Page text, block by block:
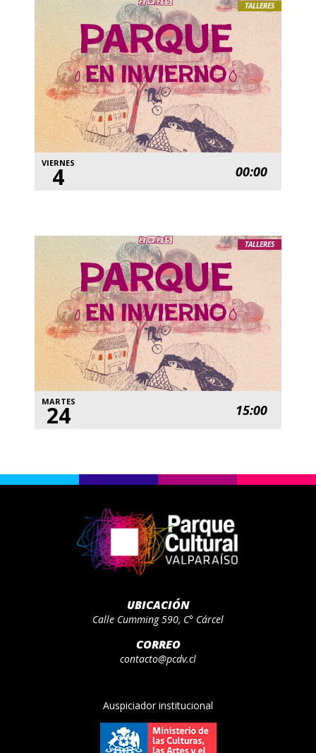
TALLERES
VIERNES
4 00:00
TALLERES
MARTES
24 15:00
UBICACIÓN
Calle Cumming 590, C° Cárcel
CORREO
contacto@pcdv.cl
Auspiciador institucional